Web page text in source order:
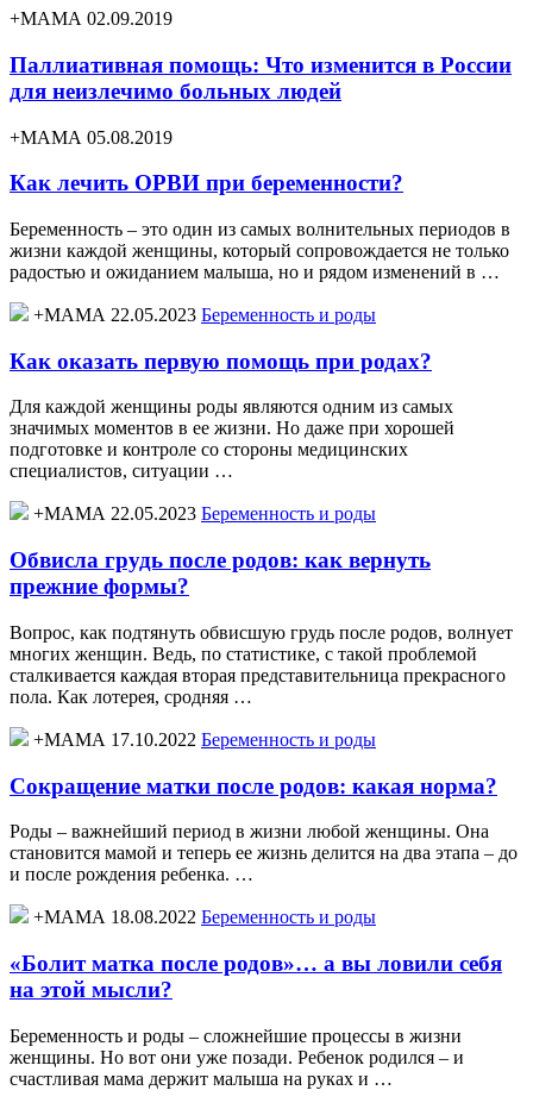
+МАМА 02.09.2019
Паллиативная помощь: Что изменится в России
для неизлечимо больных людей
+МАМА 05.08.2019
Как лечить ОРВИ при беременности?
Беременность – это один из самых волнительных периодов в
жизни каждой женщины, который сопровождается не только
радостью и ожиданием малыша, но и рядом изменений в …
+МАМА 22.05.2023 Беременность и роды
Как оказать первую помощь при родах?
Для каждой женщины роды являются одним из самых
значимых моментов в ее жизни. Но даже при хорошей
подготовке и контроле со стороны медицинских
специалистов, ситуации …
+МАМА 22.05.2023 Беременность и роды
Обвисла грудь после родов: как вернуть
прежние формы?
Вопрос, как подтянуть обвисшую грудь после родов, волнует
многих женщин. Ведь, по статистике, с такой проблемой
сталкивается каждая вторая представительница прекрасного
пола. Как лотерея, сродняя …
+МАМА 17.10.2022 Беременность и роды
Сокращение матки после родов: какая норма?
Роды – важнейший период в жизни любой женщины. Она
становится мамой и теперь ее жизнь делится на два этапа – до
и после рождения ребенка. …
+МАМА 18.08.2022 Беременность и роды
«Болит матка после родов»… а вы ловили себя
на этой мысли?
Беременность и роды – сложнейшие процессы в жизни
женщины. Но вот они уже позади. Ребенок родился – и
счастливая мама держит малыша на руках и …